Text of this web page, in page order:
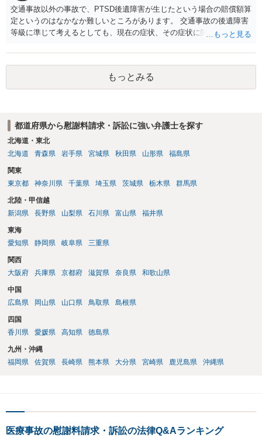
培養・凍結費用の保険負担分とのことですから、今回失われた胚盤胞
のみならず、維持されている５個分の胚盤胞についても病院負担とし
ており、この点は病院の譲歩部分と評価できるでしょう（診療報酬点
数K917参照）。 他方で、４ＢＡというグレードが高い胚盤胞の移植が
叶わなくなったことについては、慰謝料を主張したいところです。こ
の点、ご相談者様ご夫婦、特に奥様のご年齢は、主張内容に影響を及
ぼす要因となるでしょう。すなわち、加齢による妊孕性の低下や治療
開始時43歳未満という保険適用の制約からすれば、ご年齢が高ければ
がより大きくなると評価できるからです。 このように見積もられる慰
しょう。そうすると、金額については増額が見込まれるます。 以上述
べましたが、不妊治療における通院頻度、通院のタイミングの限定性
や診察、侵襲等の身体への負荷等の様々な負担は、相当程度女性側の
方が高いでしょう。奥様が（文面からご相談者様はご主人様と拝察し
をよく確認することが適切な解決に向かうためには重要だと考えま
す。
交通事故以外の事故で、PTSD後遺障害が生じたという場合の賠償額算
定というのはなかなか難しいところがあります。 交通事故の後遺障害
等級に準じて考えるとしても、現在の症状、その症状に関する医療記
ず、あっても、一定の検討をしないと算定は難しいと思いますので、
一般的には無料相談で確度の高い回答は得られないと思われます。 現
在の提案額で不満という場合、一般的には弁護士に依頼をして訴訟と
いう手続きをとったほうが、時間と手間はかかりますが、賠償額は多
もっとみる
都道府県から慰謝料請求・訴訟に強い弁護士を探す
北海道・東北
北海道
青森県 岩手県 宮城県 秋田県 山形県 福島県
関東
東京都
神奈川県 千葉県 埼玉県 茨城県 栃木県 群馬県
北陸・甲信越
新潟県
長野県 山梨県 石川県 富山県 福井県
東海
愛知県
静岡県 岐阜県 三重県
関西
大阪府
兵庫県 京都府 滋賀県 奈良県 和歌山県
中国
広島県
岡山県 山口県 鳥取県 島根県
四国
香川県
愛媛県 高知県 徳島県
九州・沖縄
福岡県
佐賀県 長崎県 熊本県 大分県 宮崎県 鹿児島県 沖縄県
医療事故の慰謝料請求・訴訟の法律Q&Aランキング